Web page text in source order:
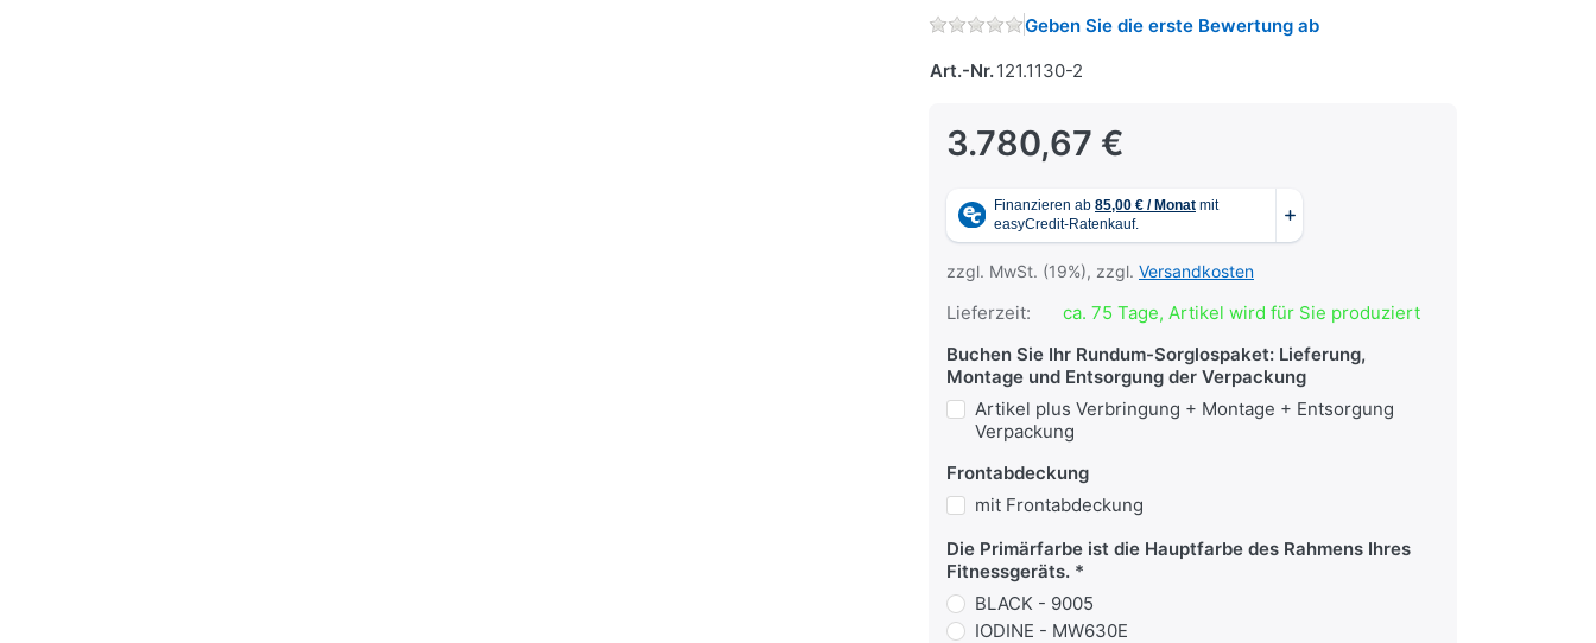
Geben Sie die erste Bewertung ab
Art.-Nr.121.1130-2
3.780,67 €
zzgl. MwSt. (19%), zzgl. Versandkosten
Lieferzeit:
ca. 75 Tage, Artikel wird für Sie produziert
Buchen Sie Ihr Rundum-Sorglospaket: Lieferung,
Montage und Entsorgung der Verpackung
Artikel plus Verbringung + Montage + Entsorgung
Verpackung
Frontabdeckung
mit Frontabdeckung
Die Primärfarbe ist die Hauptfarbe des Rahmens Ihres
Fitnessgeräts.
BLACK - 9005
IODINE - MW630E